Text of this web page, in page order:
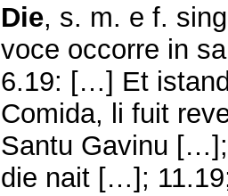
Die, s. m. e f.
voce occorre in
6.19: […] Et
Comida, li fuit
Santu Gavinu
die nait […];